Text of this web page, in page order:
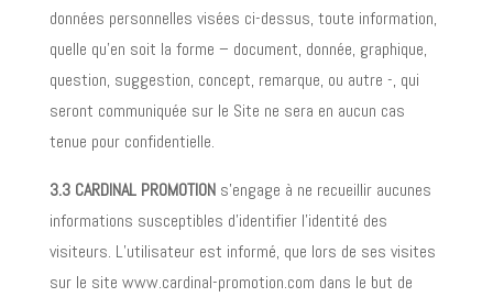
données personnelles visées ci-dessus, toute information,
quelle qu’en soit la forme – document, donnée, graphique,
question, suggestion, concept, remarque, ou autre -, qui
seront communiquée sur le Site ne sera en aucun cas
tenue pour confidentielle.
3.3 CARDINAL PROMOTION s’engage à ne recueillir aucunes
informations susceptibles d’identifier l’identité des
visiteurs. L’utilisateur est informé, que lors de ses visites
sur le site www.cardinal-promotion.com dans le but de